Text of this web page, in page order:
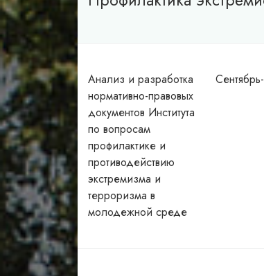
Анализ и разработка
нормативно-правовых
документов Института
по вопросам
профилактике и
противодействию
экстремизма и
терроризма в
молодежной среде